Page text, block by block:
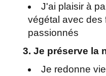
J'ai plaisir à
végétal avec des
passionnés
3. Je préserve la
Je redonne